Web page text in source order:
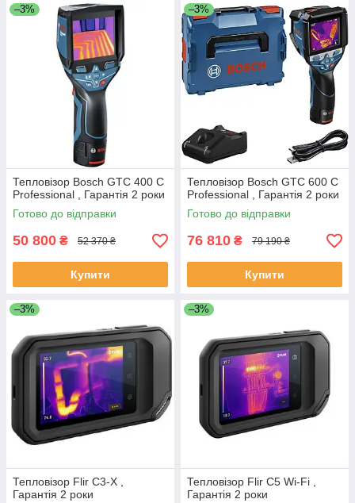
–3%
Тепловізор Bosch GTC 400 C
Professional , Гарантія 2 роки
Готово до відправки
50 800 ₴ 52 370 ₴
Купити
–3%
Тепловізор Bosch GTC 600 C
Professional , Гарантія 2 роки
Готово до відправки
76 810 ₴ 79 190 ₴
Купити
–3%
Тепловізор Flir C3-X ,
Гарантія 2 роки
–3%
Тепловізор Flir C5 Wi-Fi ,
Гарантія 2 роки